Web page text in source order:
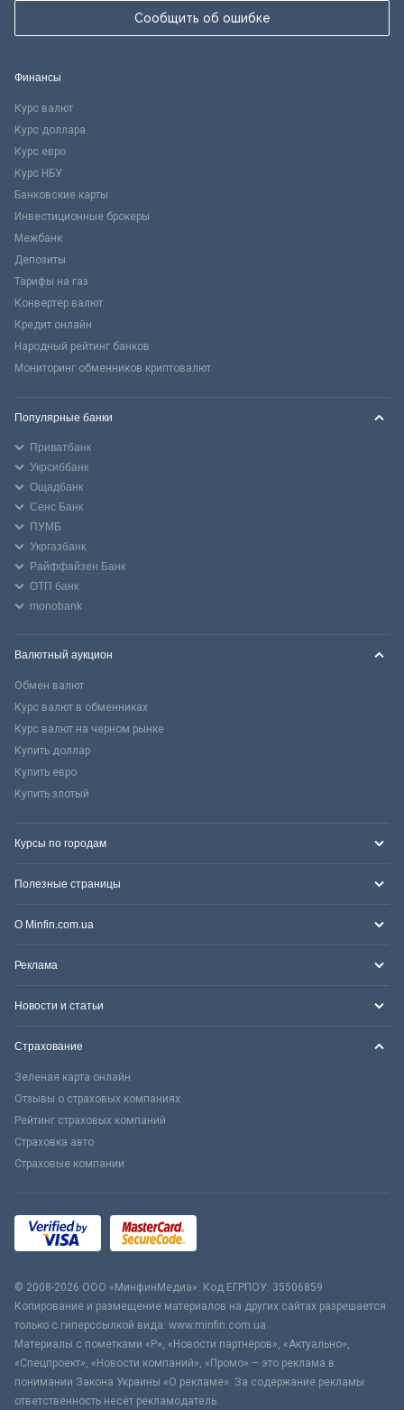
Сообщить об ошибке
Финансы
Курс валют
Курс доллара
Курс евро
Курс НБУ
Банковские карты
Инвестиционные брокеры
Межбанк
Депозиты
Тарифы на газ
Конвертер валют
Кредит онлайн
Народный рейтинг банков
Мониторинг обменников криптовалют
Популярные банки
Приватбанк
Укрсиббанк
Ощадбанк
Сенс Банк
ПУМБ
Укргазбанк
Райффайзен Банк
ОТП банк
monobank
Валютный аукцион
Обмен валют
Курс валют в обменниках
Курс валют на черном рынке
Купить доллар
Купить евро
Купить злотый
Курсы по городам
Полезные страницы
О Minfin.com.ua
Реклама
Новости и статьи
Страхование
Зеленая карта онлайн
Отзывы о страховых компаниях
Рейтинг страховых компаний
Страховка авто
Страховые компании
© 2008-2026 ООО «МинфинМедиа». Код ЕГРПОУ: 35506859
Копирование и размещение материалов на других сайтах разрешается
только с гиперссылкой вида: www.minfin.com.ua
Материалы с пометками «Р», «Новости партнёров», «Актуально»,
«Спецпроект», «Новости компаний», «Промо» – это реклама в
понимании Закона Украины «О рекламе». За содержание рекламы
ответственность несёт рекламодатель.